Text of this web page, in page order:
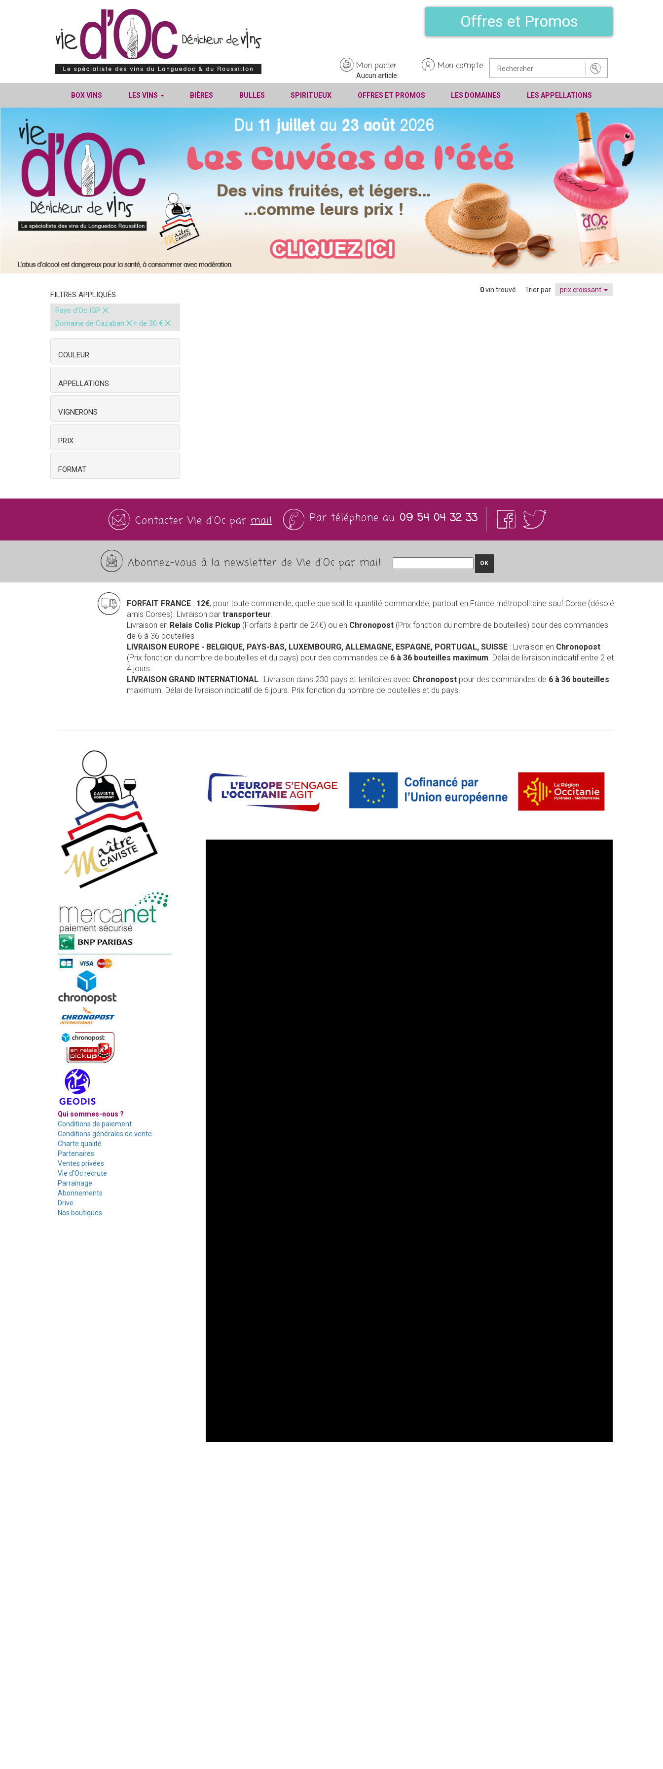
Offres et Promos
Mon panier
Aucun article
Mon compte
BOX VINS LES VINS BIÈRES BULLES SPIRITUEUX OFFRES ET PROMOS LES DOMAINES LES APPELLATIONS
FILTRES APPLIQUÉS
Pays d'Oc IGP ×
Domaine de Cazaban ×+ de 30 € ×
COULEUR
APPELLATIONS
VIGNERONS
PRIX
FORMAT
0vin trouvé Trier par prix croissant
Contacter Vie d'Oc parmail Par téléphone au 09 54 04 32 33
Abonnez-vous à la newsletter de Vie d'Oc par mail OK
FORFAIT FRANCE : 12€, pour toute commande, quelle que soit la quantité commandée, partout en France métropolitaine sauf Corse (désolé
amis Corses). Livraison partransporteur.
Livraison en Relais Colis Pickup (Forfaits à partir de 24€) ou en Chronopost (Prix fonction du nombre de bouteilles) pour des commandes
de 6 à 36 bouteilles
LIVRAISON EUROPE - BELGIQUE, PAYS-BAS, LUXEMBOURG, ALLEMAGNE, ESPAGNE, PORTUGAL, SUISSE : Livraison en Chronopost
(Prix fonction du nombre de bouteilles et du pays) pour des commandes de 6 à 36 bouteilles maximum. Délai de livraison indicatif entre 2 et
4 jours.
LIVRAISON GRAND INTERNATIONAL : Livraison dans 230 pays et territoires avec Chronopost pour des commandes de 6 à 36 bouteilles
maximum. Délai de livraison indicatif de 6 jours. Prix fonction du nombre de bouteilles et du pays.
Qui sommes-nous ?
Conditions de paiement
Conditions générales de vente
Charte qualité
Partenaires
Ventes privées
Vie d'Oc recrute
Parrainage
Abonnements
Drive
Nos boutiques